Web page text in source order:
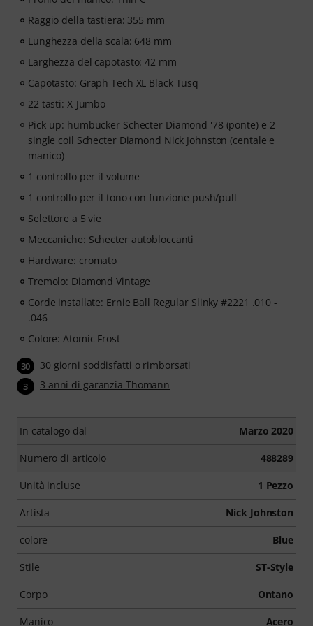
altro ancora. Con un supporto individuale via chat,
spartiti da stampare e videoplayer intelligente con
funzioni di esercizio, riproduzione rallentata e tante
altre funzionalità.
Raggio della tastiera: 355 mm
Lunghezza della scala: 648 mm
Larghezza del capotasto: 42 mm
Capotasto: Graph Tech XL Black Tusq
22 tasti: X-Jumbo
Pick-up: humbucker Schecter Diamond '78 (ponte) e 2
single coil Schecter Diamond Nick Johnston (centale e
manico)
1 controllo per il volume
1 controllo per il tono con funzione push/pull
Selettore a 5 vie
Meccaniche: Schecter autobloccanti
Hardware: cromato
Tremolo: Diamond Vintage
Corde installate: Ernie Ball Regular Slinky #2221 .010 -
.046
Colore: Atomic Frost
30 30 giorni soddisfatti o rimborsati
3 3 anni di garanzia Thomann
In catalogo dal Marzo 2020
Numero di articolo 488289
Unità incluse 1 Pezzo
Artista Nick Johnston
colore Blue
Stile ST-Style
Corpo Ontano
Manico Acero